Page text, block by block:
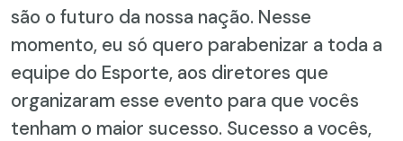
são o futuro da nossa nação. Nesse
momento, eu só quero parabenizar a toda a
equipe do Esporte, aos diretores que
organizaram esse evento para que vocês
tenham o maior sucesso. Sucesso a vocês,